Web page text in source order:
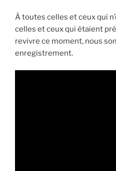
À toutes celles et ceux qui
celles et ceux qui étaient
revivre ce moment, nous
enregistrement.